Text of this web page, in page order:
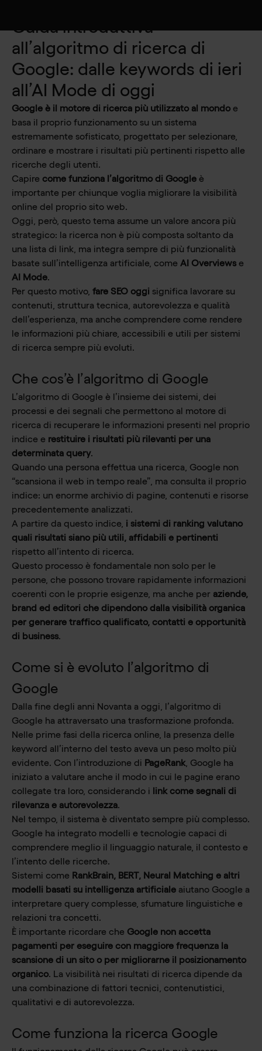
Guida introduttiva
all’algoritmo di ricerca di
Google: dalle keywords di ieri
all’AI Mode di oggi
Google è il motore di ricerca più utilizzato al mondo e
basa il proprio funzionamento su un sistema
estremamente sofisticato, progettato per selezionare,
ordinare e mostrare i risultati più pertinenti rispetto alle
ricerche degli utenti.
Capire come funziona l’algoritmo di Google è
importante per chiunque voglia migliorare la visibilità
online del proprio sito web.
Oggi, però, questo tema assume un valore ancora più
strategico: la ricerca non è più composta soltanto da
una lista di link, ma integra sempre di più funzionalità
basate sull’intelligenza artificiale, come AI Overviews e
AI Mode.
Per questo motivo, fare SEO oggi significa lavorare su
contenuti, struttura tecnica, autorevolezza e qualità
dell’esperienza, ma anche comprendere come rendere
le informazioni più chiare, accessibili e utili per sistemi
di ricerca sempre più evoluti.
Che cos’è l’algoritmo di Google
L’algoritmo di Google è l’insieme dei sistemi, dei
processi e dei segnali che permettono al motore di
ricerca di recuperare le informazioni presenti nel proprio
indice e restituire i risultati più rilevanti per una
determinata query.
Quando una persona effettua una ricerca, Google non
“scansiona il web in tempo reale”, ma consulta il proprio
indice: un enorme archivio di pagine, contenuti e risorse
precedentemente analizzati.
A partire da questo indice, i sistemi di ranking valutano
quali risultati siano più utili, affidabili e pertinenti
rispetto all’intento di ricerca.
Questo processo è fondamentale non solo per le
persone, che possono trovare rapidamente informazioni
coerenti con le proprie esigenze, ma anche per aziende,
brand ed editori che dipendono dalla visibilità organica
per generare traffico qualificato, contatti e opportunità
di business.
Come si è evoluto l’algoritmo di
Google
Dalla fine degli anni Novanta a oggi, l’algoritmo di
Google ha attraversato una trasformazione profonda.
Nelle prime fasi della ricerca online, la presenza delle
keyword all’interno del testo aveva un peso molto più
evidente. Con l’introduzione di PageRank , Google ha
iniziato a valutare anche il modo in cui le pagine erano
collegate tra loro, considerando i link come segnali di
rilevanza e autorevolezza.
Nel tempo, il sistema è diventato sempre più complesso.
Google ha integrato modelli e tecnologie capaci di
comprendere meglio il linguaggio naturale, il contesto e
l’intento delle ricerche.
Sistemi come RankBrain, BERT, Neural Matching e altri
modelli basati su intelligenza artificiale aiutano Google a
interpretare query complesse, sfumature linguistiche e
relazioni tra concetti.
È importante ricordare che Google non accetta
pagamenti per eseguire con maggiore frequenza la
scansione di un sito o per migliorarne il posizionamento
organico. La visibilità nei risultati di ricerca dipende da
una combinazione di fattori tecnici, contenutistici,
qualitativi e di autorevolezza.
Come funziona la ricerca Google